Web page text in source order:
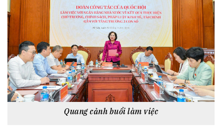
Quang cảnh buổi làm việc